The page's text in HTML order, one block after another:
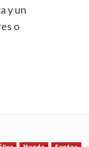
y un
o